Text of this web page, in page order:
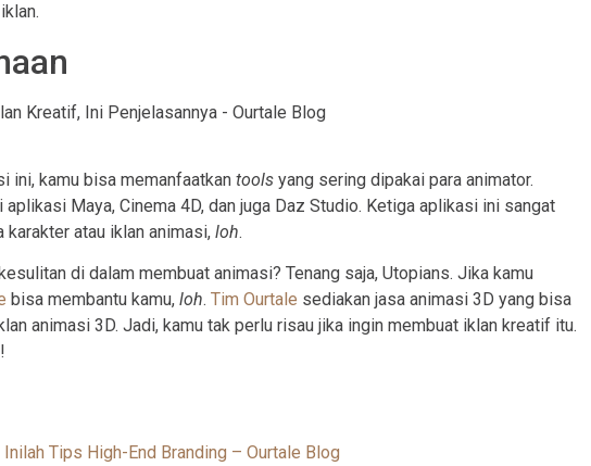
ini, kamu bisa memanfaatkan tools yang sering dipakai para animator.
Maya, Cinema 4D, dan juga Daz Studio. Ketiga aplikasi ini sangat
atau iklan animasi, loh.
di dalam membuat animasi? Tenang saja, Utopians. Jika kamu
bisa membantu kamu, loh. Tim Ourtale sediakan jasa animasi 3D yang bisa
animasi 3D. Jadi, kamu tak perlu risau jika ingin membuat iklan kreatif itu.
!
Tips High-End Branding – Ourtale Blog